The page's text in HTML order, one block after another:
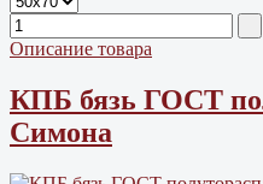
Описание товара
КПБ бязь ГОСТ
Симона